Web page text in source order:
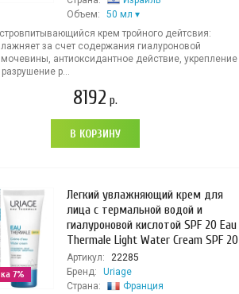
Объем:
50 мл
крем тройного дейтсвия:
за счет содержания гиалуроновой
антиоксидантное действие, укрепление
р...
8192 р.
В КОРЗИНУ
7%
Легкий увлажняющий крем для
лица с термальной водой и
гиалуроновой кислотой SPF 20 Eau
Thermale Light Water Cream SPF 20
Артикул:
22285
Бренд:
Uriage
Страна:
Франция